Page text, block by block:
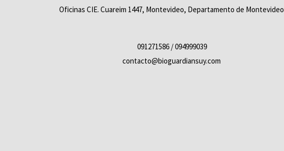
Oficinas CIE. Cuareim 1447, Montevideo, Departamento de Montevideo
091271586 / 094999039
contacto@bioguardiansuy.com